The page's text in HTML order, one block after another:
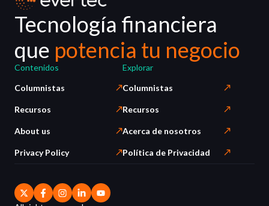
Tecnología financiera
que potencia tu negocio
Contenidos
Columnistas
Recursos
About us
Privacy Policy
Explorar
Columnistas
Recursos
Acerca de nosotros
Política de Privacidad